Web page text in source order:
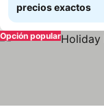
precios exactos
Opción popular